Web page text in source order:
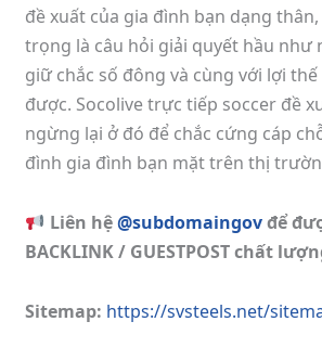
đề xuất của gia đình bạn dạng
trọng là câu hỏi giải quyết hầu như
giữ chắc số đông và cùng với lợi
được. Socolive trực tiếp soccer đề
ngừng lại ở đó để chắc cứng cáp
đình gia đình bạn mặt trên thị
Liên hệ@subdomaingovđể
BACKLINK / GUESTPOST chất
Sitemap: https://svsteels.net/